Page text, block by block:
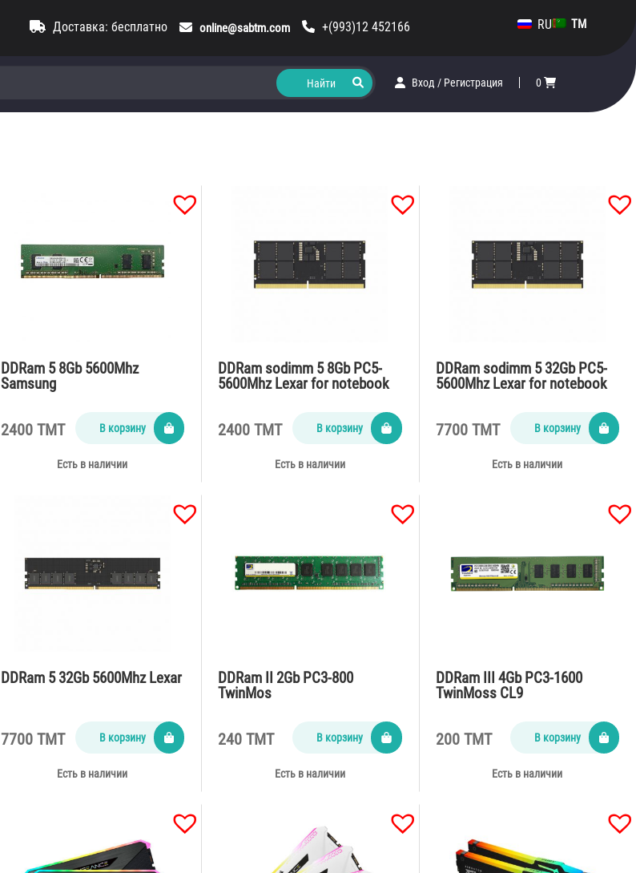
Доставка: бесплатно online@sabtm.com +(993)12 452166 RU TM
Вход / Регистрация 0
DDRam 5 8Gb 5600Mhz
Samsung
2400 TMT В корзину
Есть в наличии
DDRam sodimm 5 8Gb PC5-
5600Mhz Lexar for notebook
2400 TMT В корзину
Есть в наличии
DDRam sodimm 5 32Gb PC5-
5600Mhz Lexar for notebook
7700 TMT В корзину
Есть в наличии
DDRam 5 32Gb 5600Mhz Lexar
7700 TMT В корзину
Есть в наличии
DDRam II 2Gb PC3-800
TwinMos
240 TMT В корзину
Есть в наличии
DDRam III 4Gb PC3-1600
TwinMoss CL9
200 TMT В корзину
Есть в наличии